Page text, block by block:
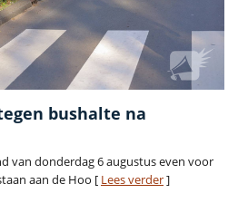
bushalte na
van donderdag 6 augustus even voor
aan de Hoo [ Lees verder]